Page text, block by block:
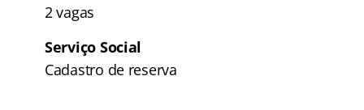
2 vagas
Serviço Social
Cadastro de reserva